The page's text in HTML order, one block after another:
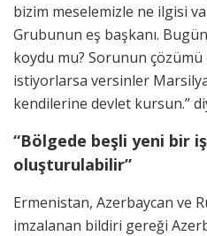
bizim meselemizle ne ilgisi
Grubunun eş başkanı.
koydu mu? Sorunun çözümü
istiyorlarsa versinler
kendilerine devlet kursun.”
“Bölgede beşli yeni bir
oluşturulabilir”
Ermenistan, Azerbaycan ve
imzalanan bildiri gereği